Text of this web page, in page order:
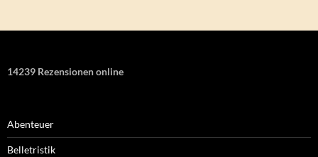
14239 Rezensionen online
Abenteuer
Belletristik